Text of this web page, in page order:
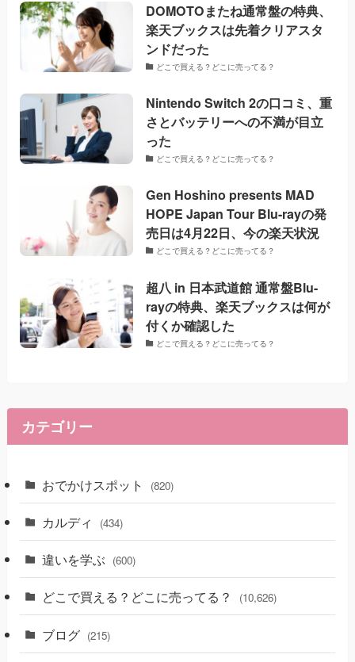
DOMOTOまたね通常盤の特典、
楽天ブックスは先着クリアスタ
ンドだった
どこで買える？どこに売ってる？
Nintendo Switch 2の口コミ、重
さとバッテリーへの不満が目立
った
どこで買える？どこに売ってる？
Gen Hoshino presents MAD
HOPE Japan Tour Blu-rayの発
売日は4月22日、今の楽天状況
どこで買える？どこに売ってる？
超八 in 日本武道館 通常盤Blu-
rayの特典、楽天ブックスは何が
付くか確認した
どこで買える？どこに売ってる？
カテゴリー
おでかけスポット (820)
カルディ (434)
違いを学ぶ (600)
どこで買える？どこに売ってる？ (10,626)
ブログ (215)